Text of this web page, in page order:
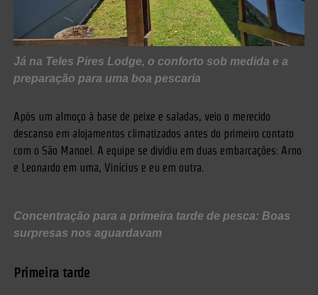
Já na Teles Pires Lodge, o conforto sob medida e a
preparação para uma boa pescaria
Após um almoço à base de peixe e saladas, veio o merecido
descanso em alojamentos climatizados antes do primeiro contato
com o São Manoel. A equipe se dividiu em duas embarcações: Arno
e Leonardo em uma, Vinícius e eu em outra.
Concentração para a primeira tarde de pesca: Boas
surpresas nos aguardavam
Primeira tarde